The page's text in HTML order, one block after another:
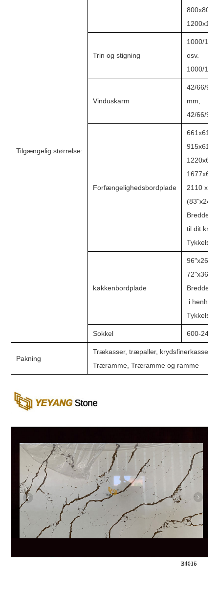
Tilgængelig størrelse:
Trin og stigning
1000/
1000/
Vinduskarm
42/66/
42/66/92/
Forfængelighedsbordplade
661x610
915x610
2110 x
Bredde
til
Tykkelse:
køkkenbordplade
96"x26",
Bredde
i
Tykkelse:
Sokkel 600-
Pakning
Trækasser, træpaller, krydsfinerkasser
Træramme, Træramme og ramme